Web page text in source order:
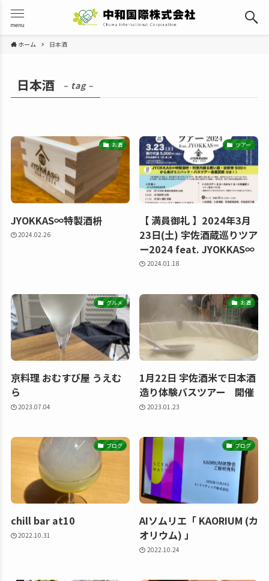
menu
ホーム 日本酒
日本酒 – tag –
お酒
JYOKKAS∞特製酒枡
2024.02.26
ツアー
【 満員御礼 】2024年3月
23日(土) 宇佐酒蔵巡りツア
ー2024 feat. JYOKKAS∞
2024.01.18
グルメ
京料理 おむすび屋 うえむ
ら
2023.07.04
お酒
1月22日 宇佐酒米で日本酒
造り体験バスツアー 開催
2023.01.23
ブログ
chill bar at10
2022.10.31
ブログ
AIソムリエ「 KAORIUM (カ
オリウム) 」
2022.10.24